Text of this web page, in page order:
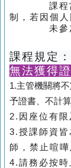
課程當天
制，若因個
未參加視
課程規定：
無法獲得
1.主管機關將
予證書、不計
2.因座位有限
3.授課師資皆
師，禁止喧嘩
4.請務必按時